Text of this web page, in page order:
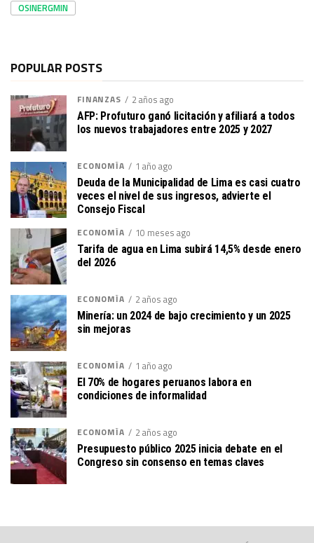
OSINERGMIN
POPULAR POSTS
FINANZAS 2 años ago
AFP: Profuturo ganó licitación y afiliará a todos
los nuevos trabajadores entre 2025 y 2027
ECONOMÍA 1 año ago
Deuda de la Municipalidad de Lima es casi cuatro
veces el nivel de sus ingresos, advierte el
Consejo Fiscal
ECONOMÍA
10 meses ago
Tarifa de agua en Lima subirá 14,5% desde enero
del 2026
ECONOMÍA 2 años ago
Minería: un 2024 de bajo crecimiento y un 2025
sin mejoras
ECONOMÍA 1 año ago
El 70% de hogares peruanos labora en
condiciones de informalidad
ECONOMÍA 2 años ago
Presupuesto público 2025 inicia debate en el
Congreso sin consenso en temas claves